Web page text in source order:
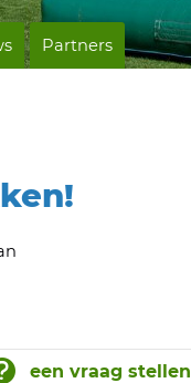
Partners
een vraag stellen